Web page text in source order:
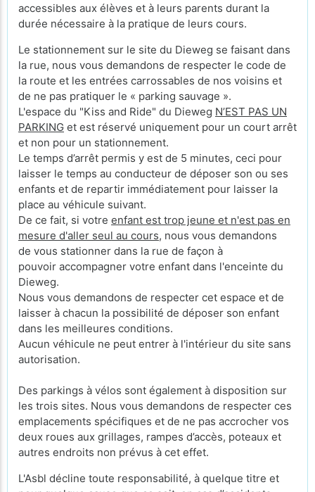
accessibles aux élèves et à leurs parents durant la
durée nécessaire à la pratique de leurs cours.
Le stationnement sur le site du Dieweg se faisant dans
la rue, nous vous demandons de respecter le code de
la route et les entrées carrossables de nos voisins et
de ne pas pratiquer le « parking sauvage ».
L'espace du "Kiss and Ride" du Dieweg N’EST PAS UN
PARKING et est réservé uniquement pour un court arrêt
et non pour un stationnement.
Le temps d’arrêt permis y est de 5 minutes, ceci pour
laisser le temps au conducteur de déposer son ou ses
enfants et de repartir immédiatement pour laisser la
place au véhicule suivant.
De ce fait, si votre enfant est trop jeune et n'est pas en
mesure d'aller seul au cours, nous vous demandons
de vous stationner dans la rue de façon à
pouvoir accompagner votre enfant dans l'enceinte du
Dieweg.
Nous vous demandons de respecter cet espace et de
laisser à chacun la possibilité de déposer son enfant
dans les meilleures conditions.
Aucun véhicule ne peut entrer à l'intérieur du site sans
autorisation.
Des parkings à vélos sont également à disposition sur
les trois sites. Nous vous demandons de respecter ces
emplacements spécifiques et de ne pas accrocher vos
deux roues aux grillages, rampes d’accès, poteaux et
autres endroits non prévus à cet effet.
L'Asbl décline toute responsabilité, à quelque titre et